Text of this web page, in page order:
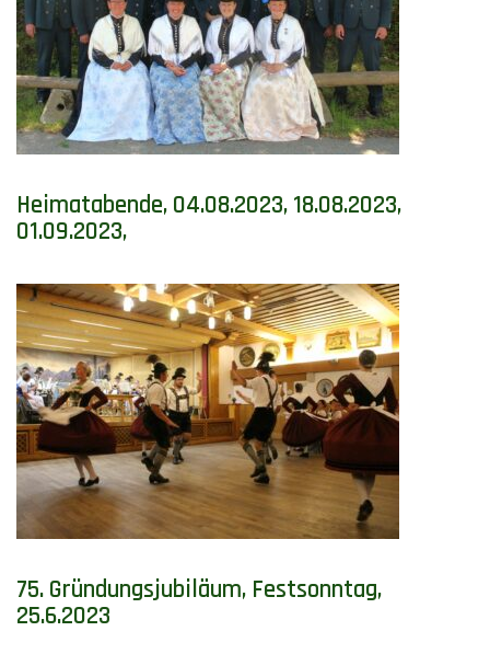
Heimatabende, 04.08.2023, 18.08.2023,
01.09.2023,
75. Gründungsjubiläum, Festsonntag,
25.6.2023